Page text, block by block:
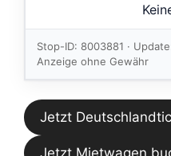
im
Feed.
Stop-ID: 8003881 ·
Anzeige ohne Gewähr
Jetzt
Jetzt Mietwagen